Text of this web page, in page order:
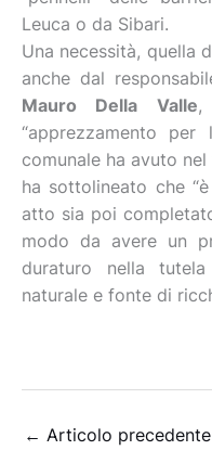
Leuca o da Sibari.
Una necessità, quella
anche dal
Mauro Della Valle,
“apprezzamento per
comunale ha avuto
ha sottolineato che
atto sia poi
modo da avere un
duraturo nella
naturale e fonte di
← Articolo precedente